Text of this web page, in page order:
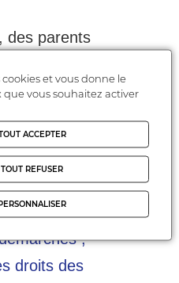
des parents
tout au long
écoles, collèges
pour :
les familles dans
instances ;
les parents
;
droits des
cookies et vous donne le
que vous souhaitez activer
ACCEPTER
TOUT REFUSER